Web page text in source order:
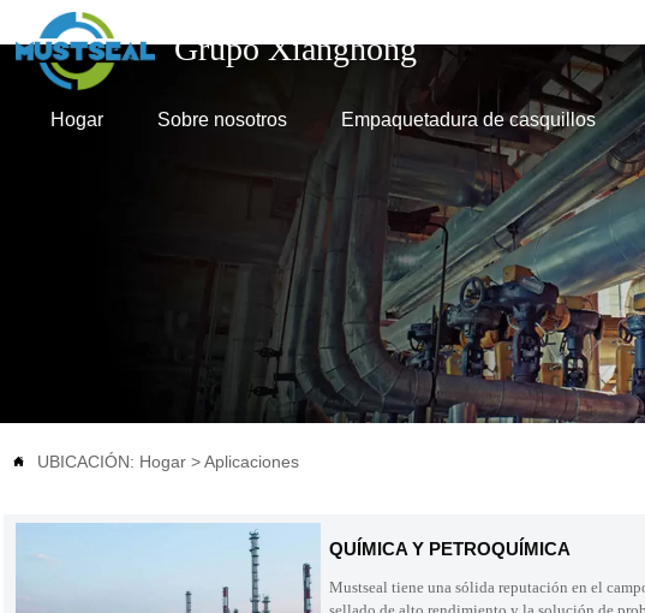
Grupo Xianghong
Hogar Sobre nosotros Empaquetadura de casquillos
 UBICACIÓN: Hogar >Aplicaciones
QUÍMICA Y PETROQUÍMICA
Mustseal tiene una sólida reputación en el